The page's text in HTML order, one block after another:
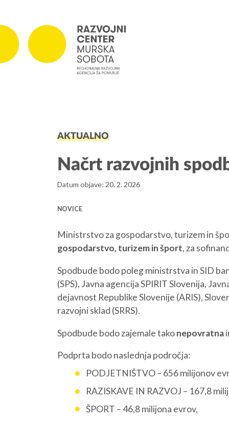
Projekti v izvajanju
Zaključeni projekti
AKTUALNO
Načrt razvojnih
Datum objave: 20. 2. 2026
NOVICE
Ministrstvo za gospodarstvo, turizem in
gospodarstvo, turizem in šport, za
Spodbude bodo poleg ministrstva in SID
(SPS), Javna agencija SPIRIT Slovenija,
dejavnost Republike Slovenije (ARIS),
razvojni sklad (SRRS).
Spodbude bodo zajemale takonepovratna
Podprta bodo naslednja področja:
PODJETNIŠTVO – 656 milijonov
RAZISKAVE IN RAZVOJ – 167,8
ŠPORT – 46,8 milijona evrov,